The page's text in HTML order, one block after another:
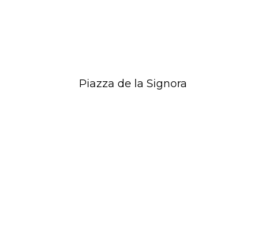
Piazza de la Signora